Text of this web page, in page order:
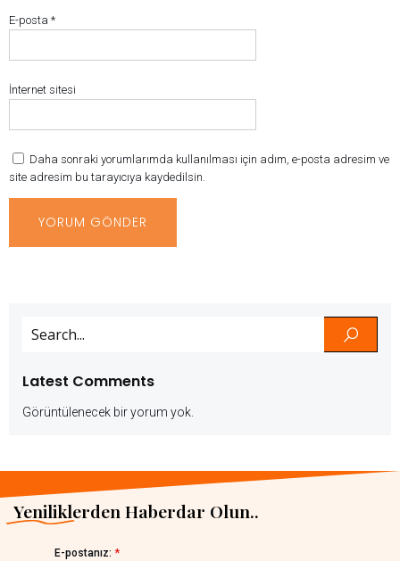
E-posta *
İnternet sitesi
Daha sonraki yorumlarımda kullanılması için adım, e-posta adresim ve
site adresim bu tarayıcıya kaydedilsin.
Latest Comments
Görüntülenecek bir yorum yok.
Yeniliklerden Haberdar Olun..
E-postanız: *